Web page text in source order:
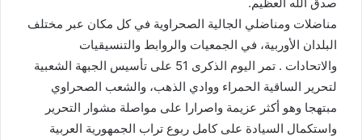
a
مناضلات ومناضلي الجالية الصحراوية في كل مكان عبر مختلف
البلدان الأوربية، في الجمعيات والروابط والتنسيقيات
والاتحادات . تمر اليوم الذكرى 51 على تأسيس الجبهة الشعبية
لتحرير الساقية الحمراء ووادي الذهب، والشعب الصحراوي
مبتهجا وهو أكثر عزيمة واصرارا على مواصلة مشوار التحرير
واستكمال السيادة على كامل ربوع تراب الجمهورية العربية